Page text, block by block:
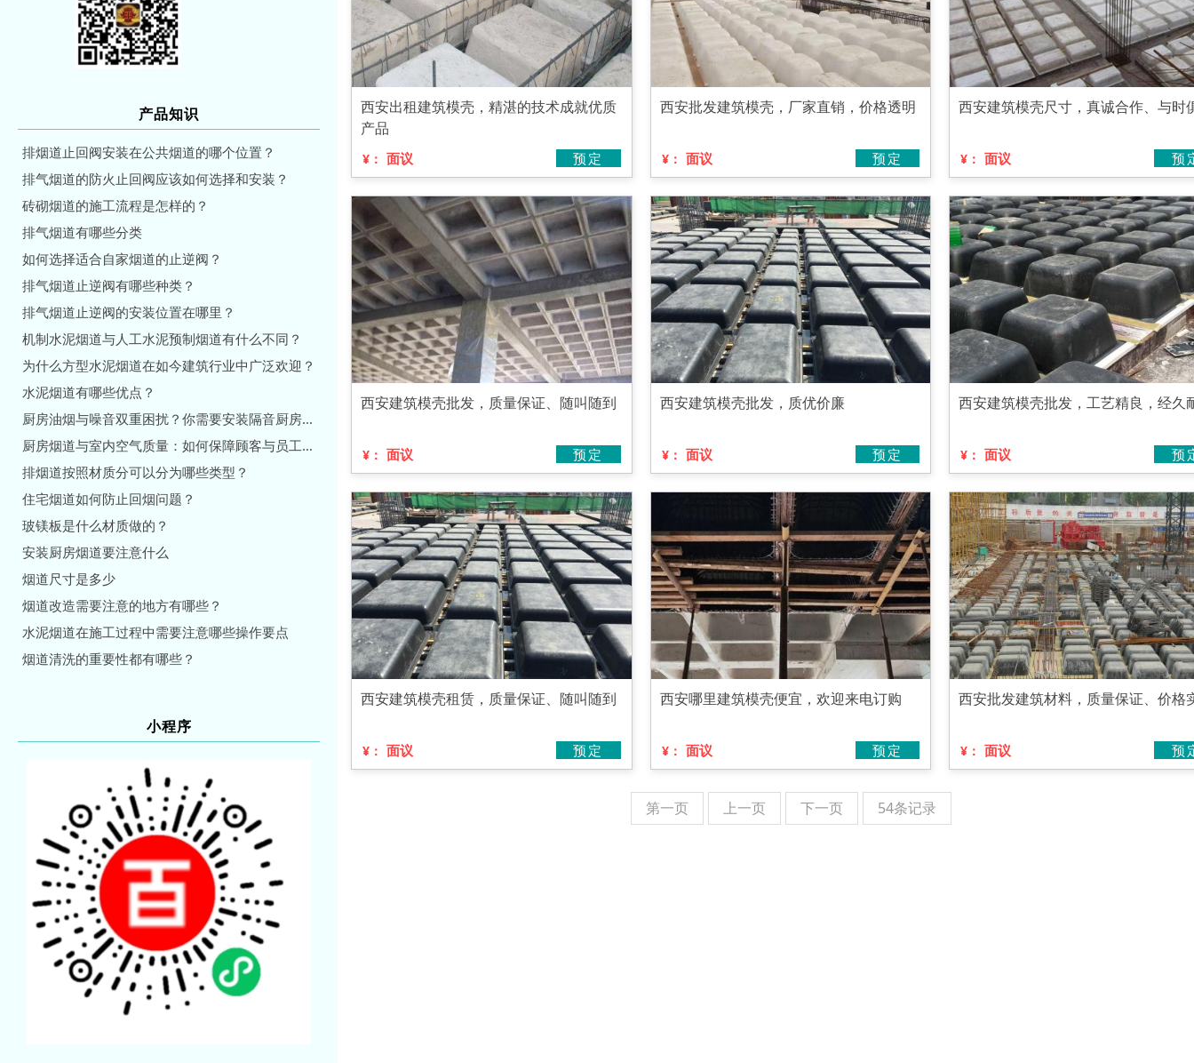
产品知识
排烟道止回阀安装在公共烟道的哪个位置？
排气烟道的防火止回阀应该如何选择和安装？
砖砌烟道的施工流程是怎样的？
排气烟道有哪些分类
如何选择适合自家烟道的止逆阀？
排气烟道止逆阀有哪些种类？
排气烟道止逆阀的安装位置在哪里？
机制水泥烟道与人工水泥预制烟道有什么不同？
为什么方型水泥烟道在如今建筑行业中广泛欢迎？
水泥烟道有哪些优点？
厨房油烟与噪音双重困扰？你需要安装隔音厨房烟道
厨房烟道与室内空气质量：如何保障顾客与员工健康？
排烟道按照材质分可以分为哪些类型？
住宅烟道如何防止回烟问题？
玻镁板是什么材质做的？
安装厨房烟道要注意什么
烟道尺寸是多少
烟道改造需要注意的地方有哪些？
水泥烟道在施工过程中需要注意哪些操作要点
烟道清洗的重要性都有哪些？
小程序
西安出租建筑模壳，精湛的技术成就优质
产品
¥： 面议 预定
西安批发建筑模壳，厂家直销，价格透明
¥： 面议 预定
西安建筑模壳尺寸，真诚合作、与时
¥： 面议 预
西安建筑模壳批发，质量保证、随叫随到
¥： 面议 预定
西安建筑模壳批发，质优价廉
¥： 面议 预定
西安建筑模壳批发，工艺精良，经久
¥： 面议 预
西安建筑模壳租赁，质量保证、随叫随到
¥： 面议 预定
西安哪里建筑模壳便宜，欢迎来电订购
¥： 面议 预定
西安批发建筑材料，质量保证、价格
¥： 面议 预
第一页 上一页 下一页 54条记录